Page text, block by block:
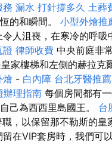
務 漏水 打針撐多久 土葬
的和瞬間。 小型外燴推
人沮喪，在寒冷的呼
證 律師收費 中央前庭非
家樓梯和左側的赫拉克
燴 - 白內障 台北牙醫推薦
辦理指南 每個房間都有
己為西西里島國王。 台
，以保留那不勒斯的皇
在VIP套房時，我們可